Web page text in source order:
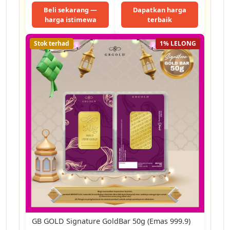
Aidilfitri…
Beli sekarang —
harga istimewa
Investment Gold Bar
—Style C
Dapatkan harga
terbaik
1% LELONG
Stok terhad
GB GOLD Signature GoldBar 50g (Emas 999.9)